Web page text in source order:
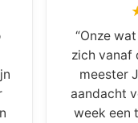
“Onze
zich vanaf
meester
aandacht
week een